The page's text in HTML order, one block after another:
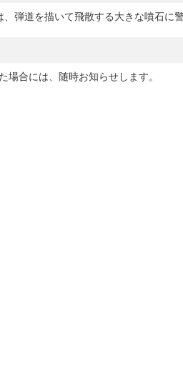
弾道を描いて飛散する大きな噴石に警
合には、随時お知らせします。